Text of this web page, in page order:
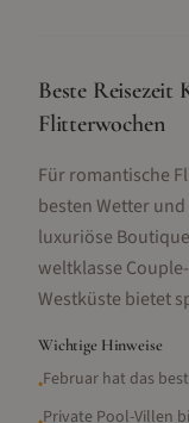
Beste Reisezeit
Flitterwochen
Für romantische
besten Wetter
luxuriöse
weltklasse
Westküste bietet
Wichtige Hinweise
•Februar hat das
Private Pool-Villen